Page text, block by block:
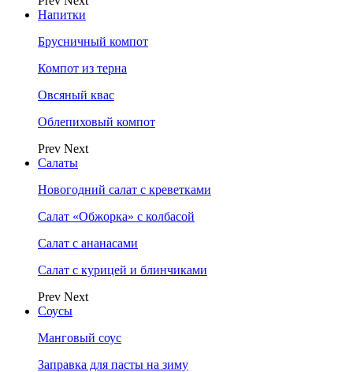
Напитки
Брусничный компот
Компот из терна
Овсяный квас
Облепиховый компот
Prev Next
Салаты
Новогодний салат с креветками
Салат «Обжорка» с колбасой
Салат с ананасами
Салат с курицей и блинчиками
Prev Next
Соусы
Манговый соус
Заправка для пасты на зиму